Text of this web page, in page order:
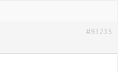
#93235